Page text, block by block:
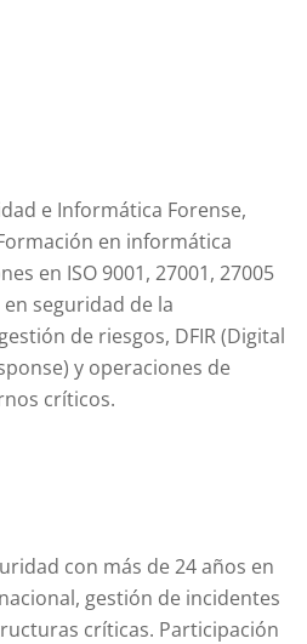
e Informática Forense,
en informática
en ISO 9001, 27001, 27005
seguridad de la
de riesgos, DFIR (Digital
y operaciones de
críticos.
con más de 24 años en
gestión de incidentes
críticas. Participación